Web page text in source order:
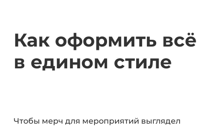
Как оформить всё
в едином стиле
Чтобы мерч для мероприятий выглядел